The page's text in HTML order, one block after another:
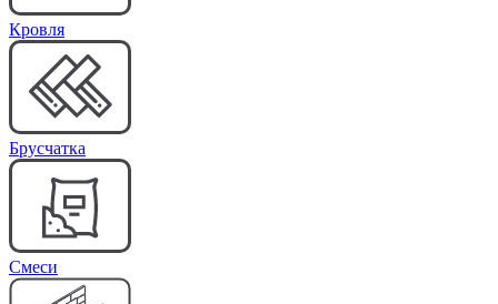
Кровля
Брусчатка
Cмеси